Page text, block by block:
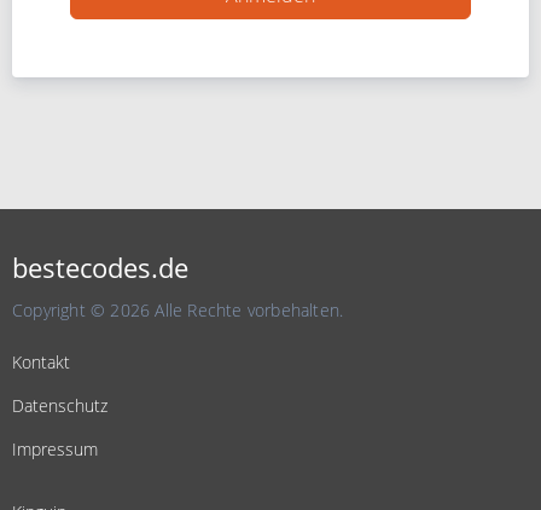
bestecodes.de
Copyright © 2026 Alle Rechte vorbehalten.
Kontakt
Datenschutz
Impressum